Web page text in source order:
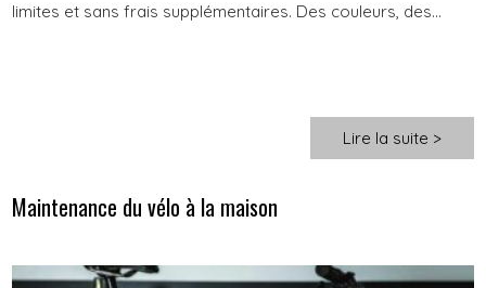
limites et sans frais supplémentaires. Des couleurs, des...
Lire la suite >
Maintenance du vélo à la maison